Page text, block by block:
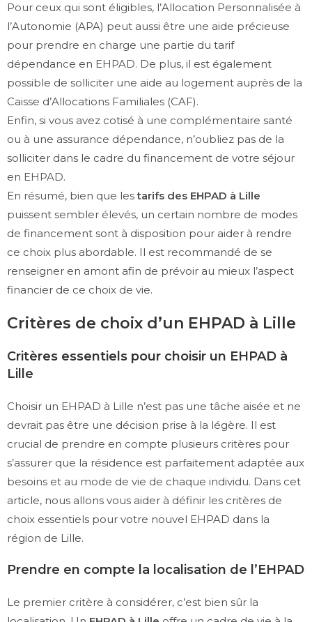
Pour ceux qui sont éligibles, l’Allocation Personnalisée à
l’Autonomie (APA) peut aussi être une aide précieuse
pour prendre en charge une partie du tarif
dépendance en EHPAD. De plus, il est également
possible de solliciter une aide au logement auprès de la
Caisse d’Allocations Familiales (CAF).
Enfin, si vous avez cotisé à une complémentaire santé
ou à une assurance dépendance, n’oubliez pas de la
solliciter dans le cadre du financement de votre séjour
en EHPAD.
En résumé, bien que lestarifs des EHPAD à Lille
puissent sembler élevés, un certain nombre de modes
de financement sont à disposition pour aider à rendre
ce choix plus abordable. Il est recommandé de se
renseigner en amont afin de prévoir au mieux l’aspect
financier de ce choix de vie.
Critères de choix d’un EHPAD à Lille
Critères essentiels pour choisir un EHPAD à
Lille
Choisir un EHPAD à Lille n’est pas une tâche aisée et ne
devrait pas être une décision prise à la légère. Il est
crucial de prendre en compte plusieurs critères pour
s’assurer que la résidence est parfaitement adaptée aux
besoins et au mode de vie de chaque individu. Dans cet
article, nous allons vous aider à définir les critères de
choix essentiels pour votre nouvel EHPAD dans la
région de Lille.
Prendre en compte la localisation de l’EHPAD
Le premier critère à considérer, c’est bien sûr la